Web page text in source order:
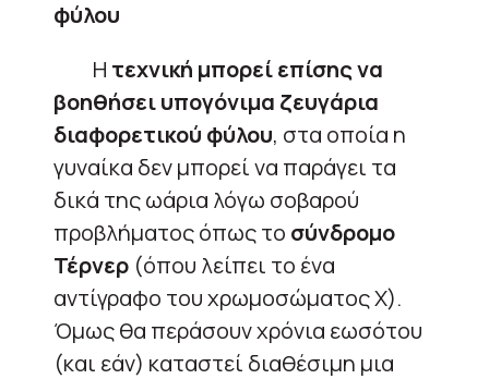
φύλου
Η τεχνική μπορεί επίσης να
βοηθήσει υπογόνιμα ζευγάρια
διαφορετικού φύλου, στα οποία η
γυναίκα δεν μπορεί να παράγει τα
δικά της ωάρια λόγω σοβαρού
προβλήματος όπως το σύνδρομο
Τέρνερ (όπου λείπει το ένα
αντίγραφο του χρωμοσώματος Χ).
Όμως θα περάσουν χρόνια εωσότου
(και εάν) καταστεί διαθέσιμη μια